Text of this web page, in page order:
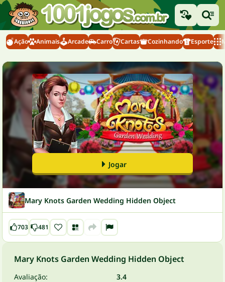
Ação Animais Arcade Carro Cartas Cozinhando Esporte
Jogar
Mary Knots Garden Wedding Hidden Object
703 481
Mary Knots Garden Wedding Hidden Object
Avaliação:
3.4